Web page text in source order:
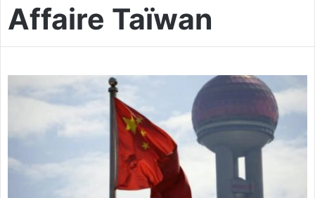
Affaire Taïwan